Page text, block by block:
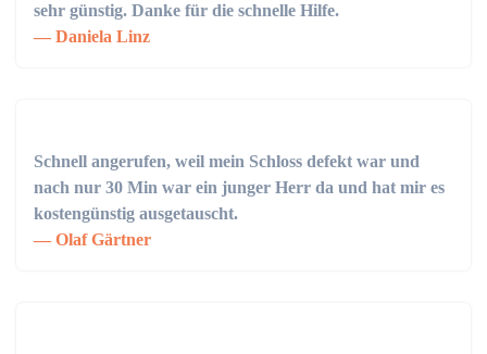
sehr günstig. Danke für die schnelle Hilfe.
Daniela Linz
Schnell angerufen, weil mein Schloss defekt war und
nach nur 30 Min war ein junger Herr da und hat mir es
kostengünstig ausgetauscht.
Olaf Gärtner